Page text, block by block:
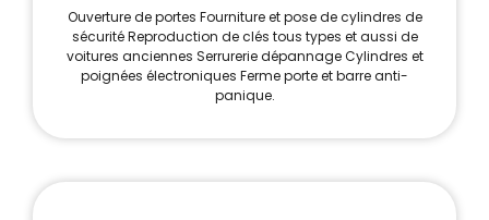
Ouverture de portes Fourniture et pose de cylindres de
sécurité Reproduction de clés tous types et aussi de
voitures anciennes Serrurerie dépannage Cylindres et
poignées électroniques Ferme porte et barre anti-
panique.